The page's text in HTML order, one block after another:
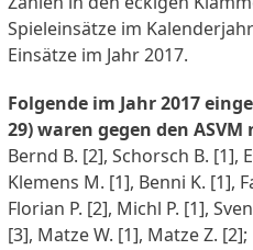
Spieleinsätze im
Einsätze im Jahr 2017.
Folgende im Jahr 2017
29) waren gegen den
Bernd B. [2], Schorsch B. [1],
Klemens M. [1], Benni K. [1],
Florian P. [2], Michl P. [1],
[3], Matze W. [1], Matze Z. [2];